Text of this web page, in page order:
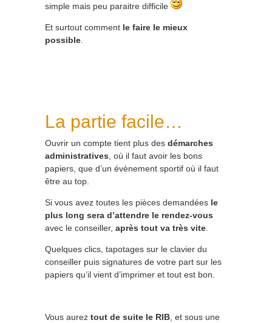
simple mais peu paraitre difficile
Et surtout comment le faire le mieux
possible.
La partie facile…
Ouvrir un compte tient plus des démarches
administratives, où il faut avoir les bons
papiers, que d’un évènement sportif où il faut
être au top.
Si vous avez toutes les pièces demandées le
plus long sera d’attendre le rendez-vous
avec le conseiller, après tout va très vite.
Quelques clics, tapotages sur le clavier du
conseiller puis signatures de votre part sur les
papiers qu’il vient d’imprimer et tout est bon.
Vous aurez tout de suite le RIB, et sous une